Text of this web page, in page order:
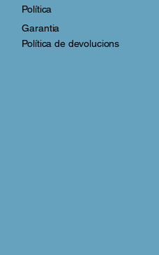
Política
Garantia
Política de devolucions